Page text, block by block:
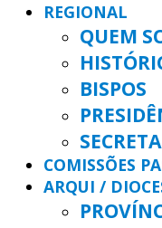
REGIONAL
QUEM
BISPOS
COMISSÕES
ARQUI /